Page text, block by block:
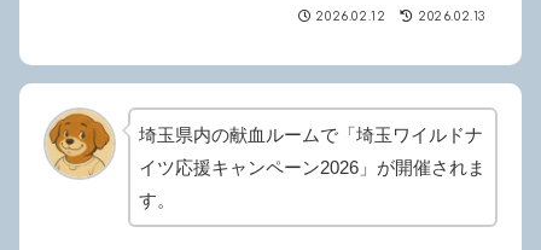
2026.02.12 2026.02.13
埼玉県内の献血ルームで「埼玉ワイルドナ
イツ応援キャンペーン2026」が開催されま
す。